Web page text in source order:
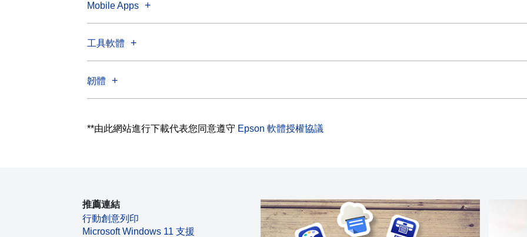
Mobile Apps
工具軟體
韌體
**由此網站進行下載代表您同意遵守 Epson 軟體授權協議
推薦連結
行動創意列印
Microsoft Windows 11 支援